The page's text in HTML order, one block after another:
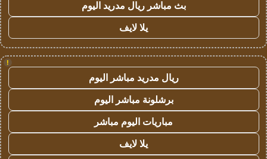
بث مباشر ريال مدريد اليوم
يلا لايف
!
ريال مدريد مباشر اليوم
برشلونة مباشر اليوم
مباريات اليوم مباشر
يلا لايف